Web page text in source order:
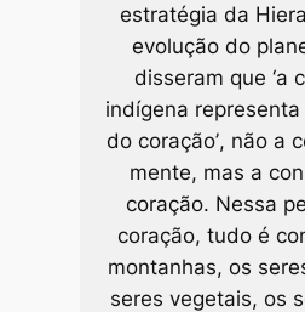
estratégia da
evolução do
disseram que ‘a
indígena
do coração’, não a
mente, mas a
coração. Nessa
coração, tudo é
montanhas, os
seres vegetais, os